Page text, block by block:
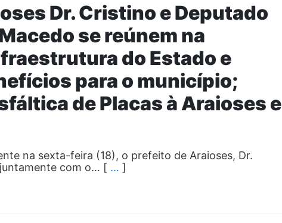
Dr. Cristino e Deputado
se reúnem na
do Estado e
para o município;
de Placas à Araioses e
na sexta-feira (18), o prefeito de Araioses, Dr.
com o… [ … ]